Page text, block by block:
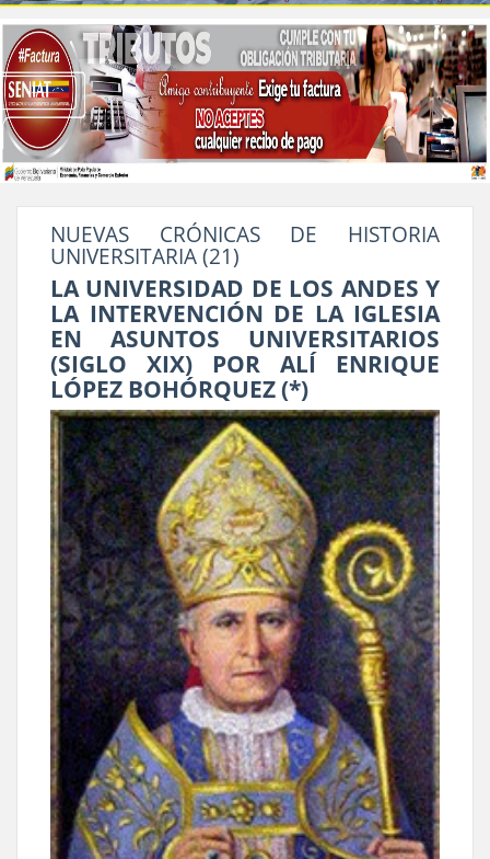
NUEVAS CRÓNICAS DE HISTORIA
UNIVERSITARIA (21)
LA UNIVERSIDAD DE LOS ANDES Y
LA INTERVENCIÓN DE LA IGLESIA
EN ASUNTOS UNIVERSITARIOS
(SIGLO XIX) POR ALÍ ENRIQUE
LÓPEZ BOHÓRQUEZ (*)